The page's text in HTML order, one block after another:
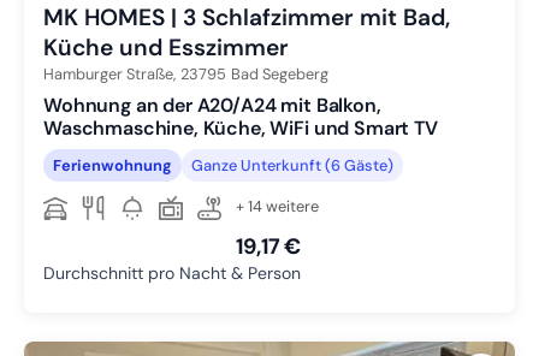
MK HOMES | 3 Schlafzimmer mit Bad,
Küche und Esszimmer
Hamburger Straße, 23795 Bad Segeberg
Wohnung an der A20/A24 mit Balkon,
Waschmaschine, Küche, WiFi und Smart TV
Ferienwohnung Ganze Unterkunft (6 Gäste)
+ 14 weitere
19,17 €
Durchschnitt pro Nacht & Person